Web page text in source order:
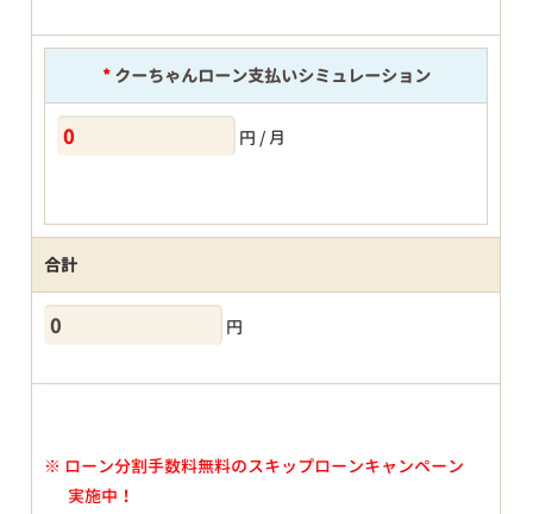
*クーちゃんローン支払いシミュレーション
円 / 月
合計
円
※ ローン分割手数料無料のスキップローンキャンペーン
実施中！